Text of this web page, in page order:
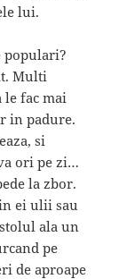
lui.
populari?
Multi
fac mai
in padure.
si
ori pe zi…
la zbor.
ei ulii sau
ala un
pe
de aproape